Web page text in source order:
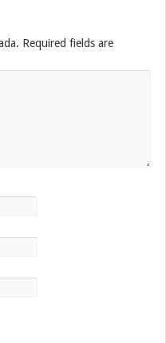
Required fields are